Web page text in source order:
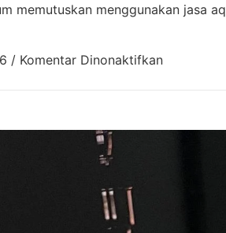
memutuskan menggunakan jasa
/ Komentar Dinonaktifkanpada